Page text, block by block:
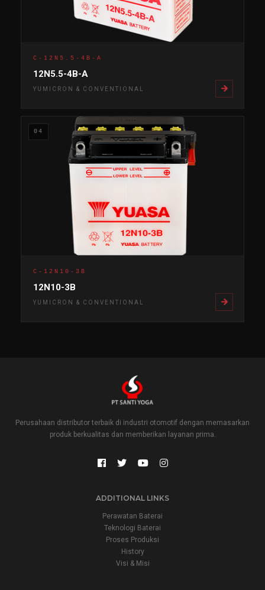
C-12N5.5-4B-A
12N5.5-4B-A
YUMICRON & CONVENTIONAL
04
C-12N10-3B
12N10-3B
YUMICRON & CONVENTIONAL
Perusahaan distributor terbaik di industri otomotif dengan memasarkan
produk berkualitas dan memberikan layanan prima.
ADDITIONAL LINKS
Perawatan Baterai
Teknologi Baterai
Proses Produksi
History
Visi & Misi